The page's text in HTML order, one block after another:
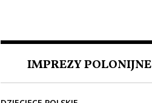
IMPREZY POLONIJNE